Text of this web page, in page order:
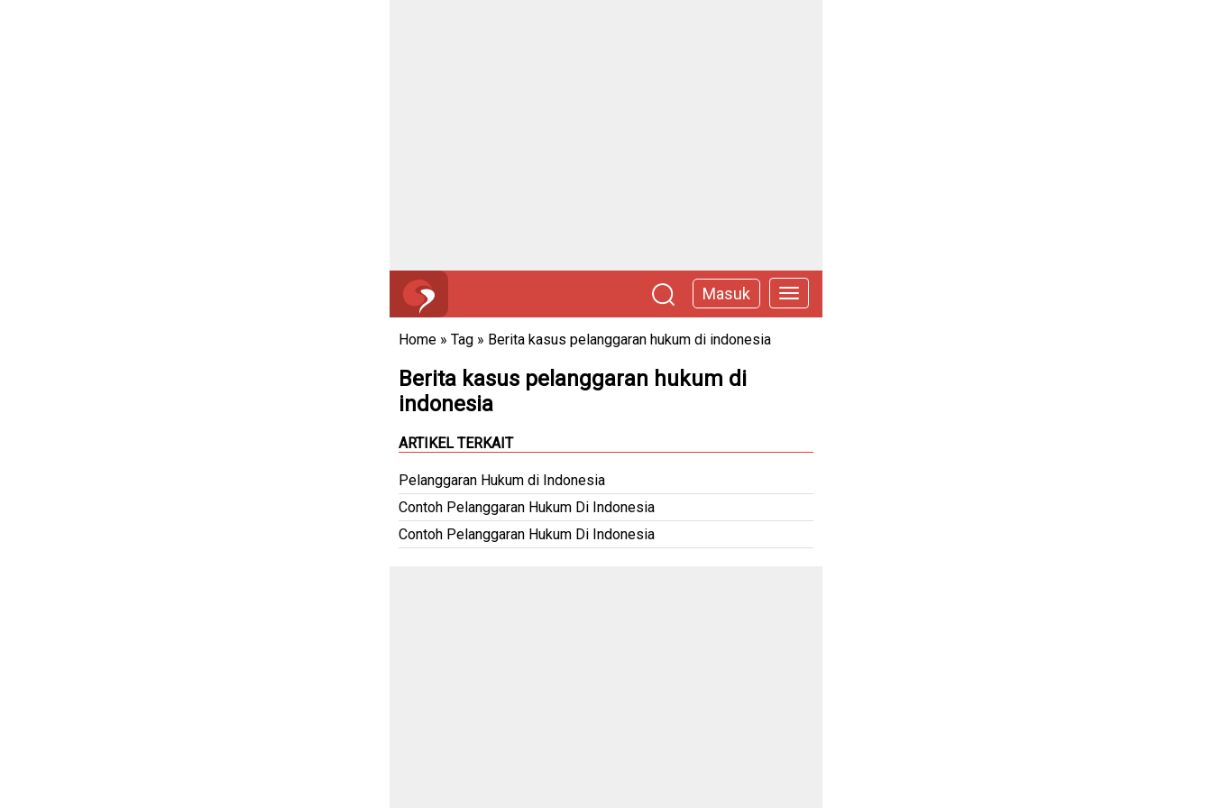
Masuk
Home » Tag » Berita kasus pelanggaran hukum di indonesia
Berita kasus pelanggaran hukum di
indonesia
ARTIKEL TERKAIT
Pelanggaran Hukum di Indonesia
Contoh Pelanggaran Hukum Di Indonesia
Contoh Pelanggaran Hukum Di Indonesia